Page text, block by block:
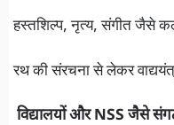
हस्तशिल्प, नृत्य, संगीत जैसे
रथ की संरचना से लेकर
विद्यालयों और NSS जैसे